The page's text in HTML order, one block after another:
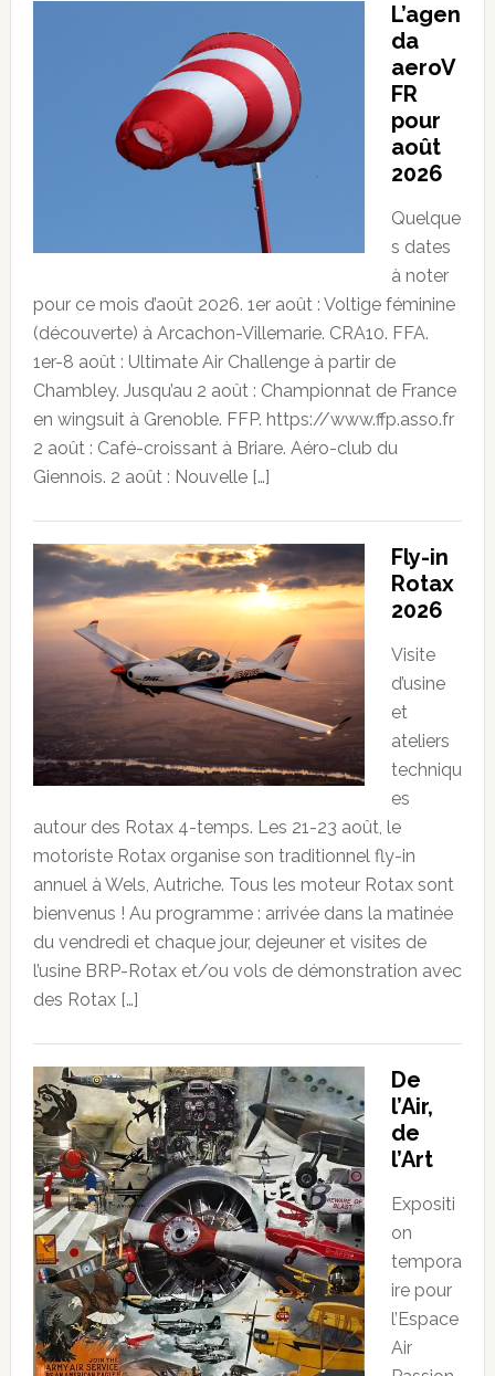
L’agen
da
aeroV
FR
pour
août
2026
Quelque
s dates
à noter
pour ce mois d’août 2026. 1er août : Voltige féminine
(découverte) à Arcachon-Villemarie. CRA10. FFA.
1er-8 août : Ultimate Air Challenge à partir de
Chambley. Jusqu’au 2 août : Championnat de France
en wingsuit à Grenoble. FFP. https://www.ffp.asso.fr
2 août : Café-croissant à Briare. Aéro-club du
Giennois. 2 août : Nouvelle […]
Fly-in
Rotax
2026
Visite
d’usine
et
ateliers
techniqu
es
autour des Rotax 4-temps. Les 21-23 août, le
motoriste Rotax organise son traditionnel fly-in
annuel à Wels, Autriche. Tous les moteur Rotax sont
bienvenus ! Au programme : arrivée dans la matinée
du vendredi et chaque jour, dejeuner et visites de
l’usine BRP-Rotax et/ou vols de démonstration avec
des Rotax […]
De
l’Air,
de
l’Art
Expositi
on
tempora
ire pour
l’Espace
Air